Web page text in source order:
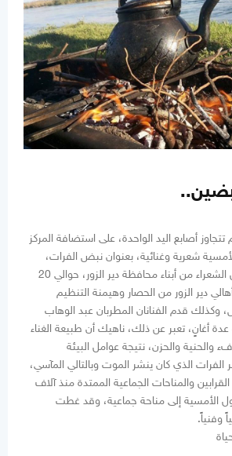
أصابع اليد الواحدة، على استضافة المركز
شعرية وغنائية، بعنوان نبض الفرات،
حيث قدم فيها عدد من الشعراء من أبناء محافظة دير الزور، حوالي 20
دير الزور من الحصار وهيمنة التنظيم
وكذلك قدم الفنانان المطربان عبد الوهاب
أغانٍ، تعبر عن ذلك، ناهيك أن طبيعة الغناء
والحنية والحزن، نتيجة عوامل البيئة
الفرات الذي كان ينشر الموت وبالتالي المآسي،
والمناحات الجماعية الممتدة منذ آلاف
الأمسية إلى مناحة جماعية، وقد غطت
وفنياً.